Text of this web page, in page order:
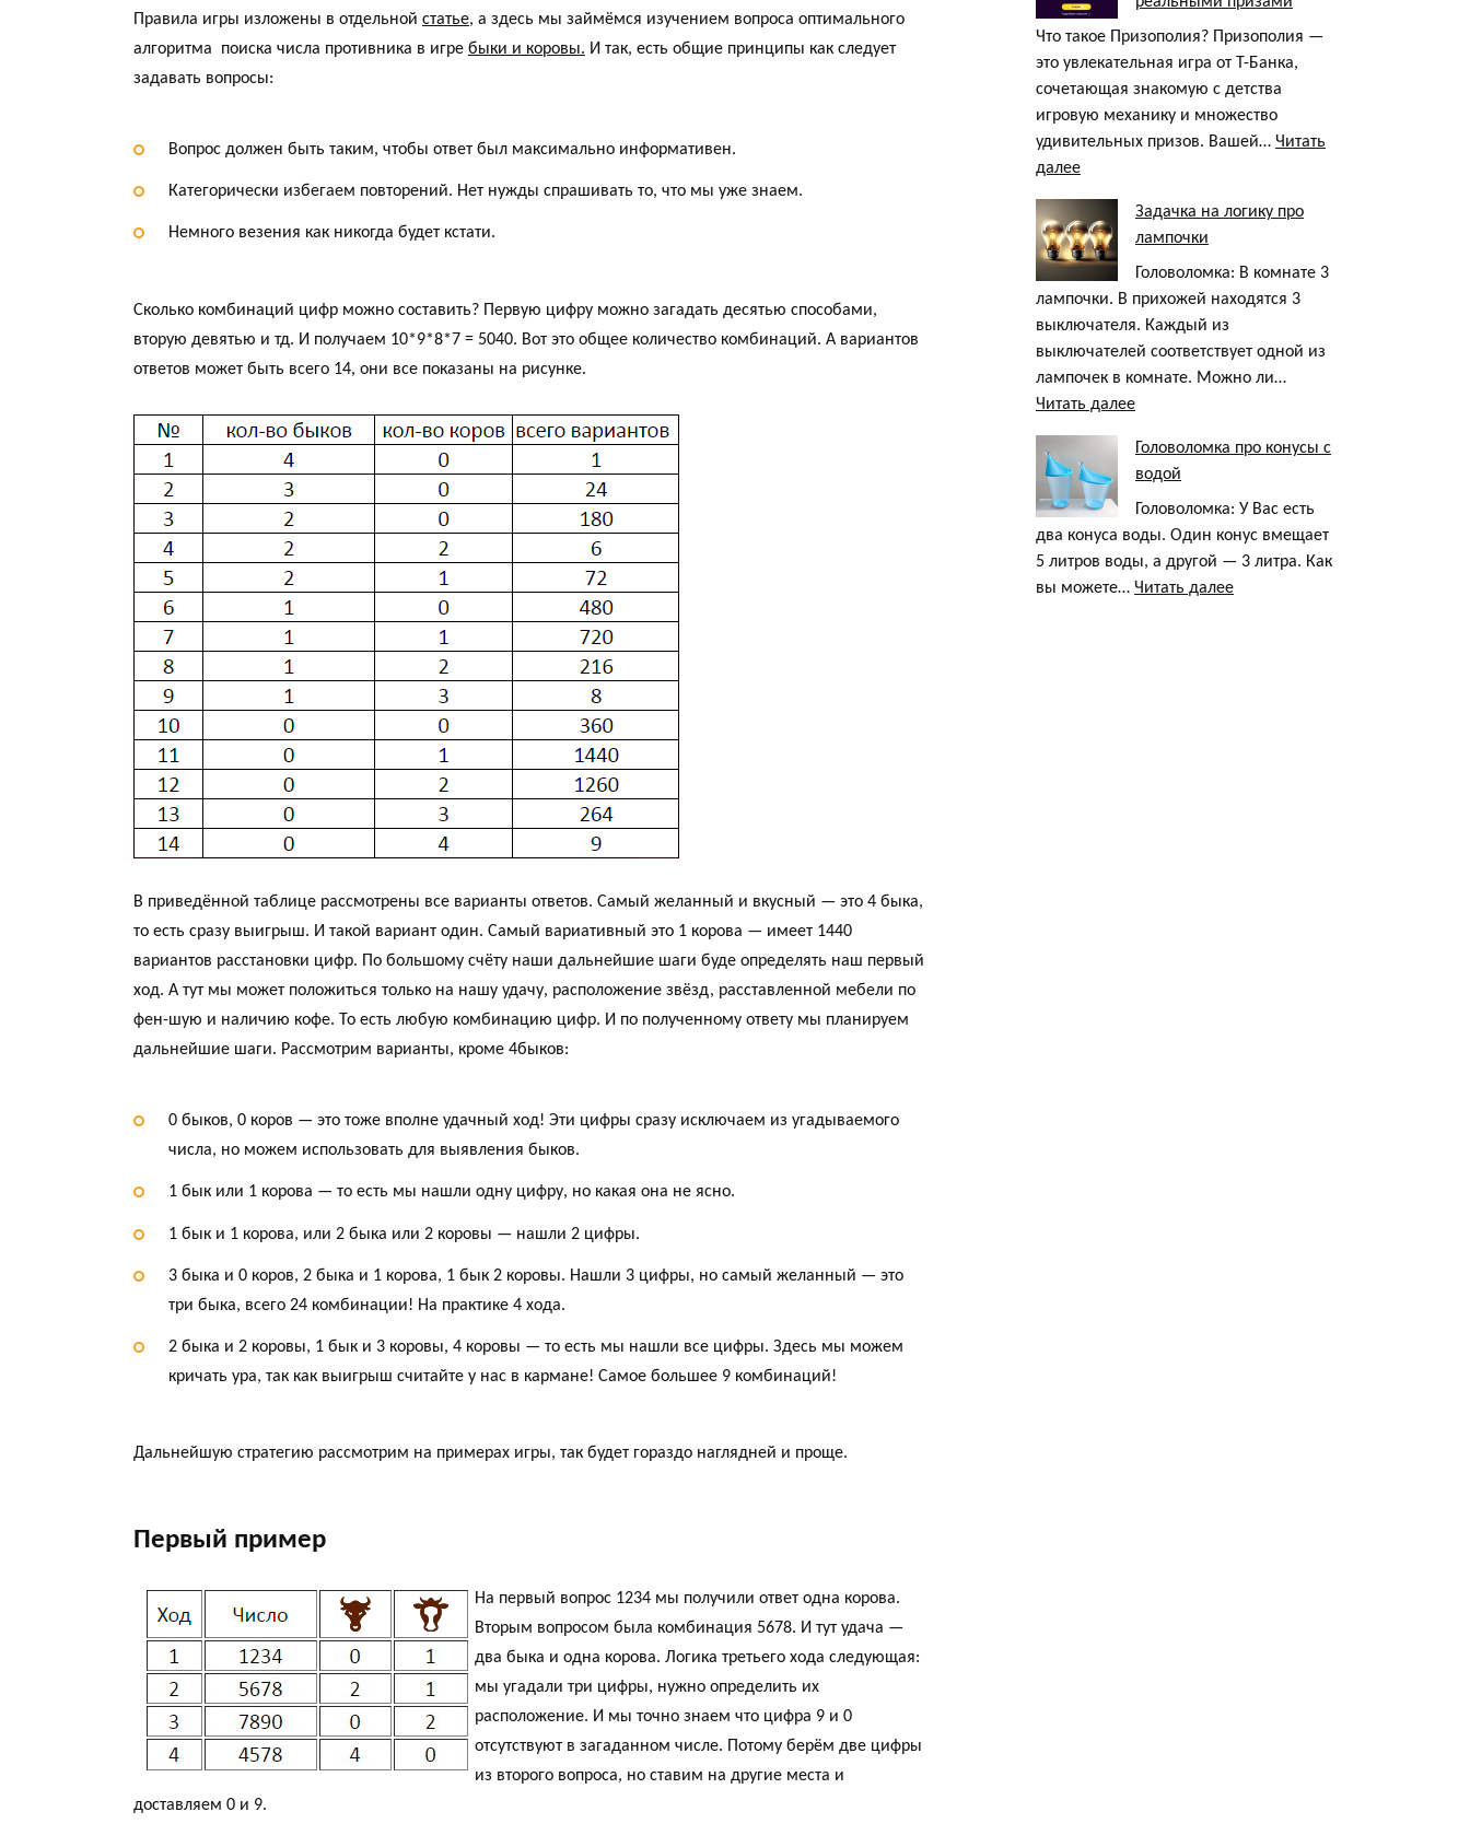
Правила игры изложены в отдельной статье, а здесь мы займёмся изучением вопроса оптимального
алгоритма поиска числа противника в игре быки и коровы. И так, есть общие принципы как следует
задавать вопросы:
Вопрос должен быть таким, чтобы ответ был максимально информативен.
Категорически избегаем повторений. Нет нужды спрашивать то, что мы уже знаем.
Немного везения как никогда будет кстати.
Сколько комбинаций цифр можно составить? Первую цифру можно загадать десятью способами,
вторую девятью и тд. И получаем 10*9*8*7 = 5040. Вот это общее количество комбинаций. А вариантов
ответов может быть всего 14, они все показаны на рисунке.
В приведённой таблице рассмотрены все варианты ответов. Самый желанный и вкусный — это 4 быка,
то есть сразу выигрыш. И такой вариант один. Самый вариативный это 1 корова — имеет 1440
вариантов расстановки цифр. По большому счёту наши дальнейшие шаги буде определять наш первый
ход. А тут мы может положиться только на нашу удачу, расположение звёзд, расставленной мебели по
фен-шую и наличию кофе. То есть любую комбинацию цифр. И по полученному ответу мы планируем
дальнейшие шаги. Рассмотрим варианты, кроме 4быков:
0 быков, 0 коров — это тоже вполне удачный ход! Эти цифры сразу исключаем из угадываемого
числа, но можем использовать для выявления быков.
1 бык или 1 корова — то есть мы нашли одну цифру, но какая она не ясно.
1 бык и 1 корова, или 2 быка или 2 коровы — нашли 2 цифры.
3 быка и 0 коров, 2 быка и 1 корова, 1 бык 2 коровы. Нашли 3 цифры, но самый желанный — это
три быка, всего 24 комбинации! На практике 4 хода.
2 быка и 2 коровы, 1 бык и 3 коровы, 4 коровы — то есть мы нашли все цифры. Здесь мы можем
кричать ура, так как выигрыш считайте у нас в кармане! Самое большее 9 комбинаций!
Дальнейшую стратегию рассмотрим на примерах игры, так будет гораздо наглядней и проще.
Первый пример
На первый вопрос 1234 мы получили ответ одна корова.
Вторым вопросом была комбинация 5678. И тут удача —
два быка и одна корова. Логика третьего хода следующая:
мы угадали три цифры, нужно определить их
расположение. И мы точно знаем что цифра 9 и 0
отсутствуют в загаданном числе. Потому берём две цифры
из второго вопроса, но ставим на другие места и
доставляем 0 и 9.
с
реальными
призами
Что такое Призополия? Призополия —
это увлекательная игра от Т-Банка,
сочетающая знакомую с детства
игровую механику и множество
удивительных призов. Вашей… Читать
далее:
«Призополия»
—
монополии
с
реальными
призами
Задачка на логику про
лампочки
Головоломка: В комнате 3
лампочки. В прихожей находятся 3
выключателя. Каждый из
выключателей соответствует одной из
лампочек в комнате. Можно ли…
Читать далее:
на
логику
про
лампочки
Головоломка про конусы с
водой
Головоломка: У Вас есть
два конуса воды. Один конус вмещает
5 литров воды, а другой — 3 литра. Как
вы можете… Читать далее: